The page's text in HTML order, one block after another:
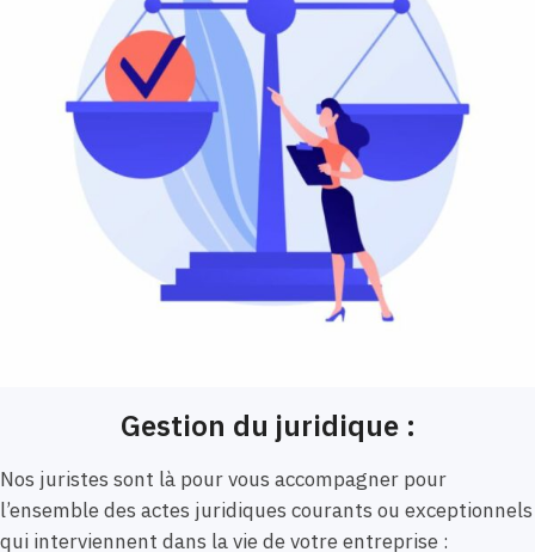
Gestion du juridique :
Nos juristes sont là pour vous accompagner pour
l’ensemble des actes juridiques courants ou exceptionnels
qui interviennent dans la vie de votre entreprise :